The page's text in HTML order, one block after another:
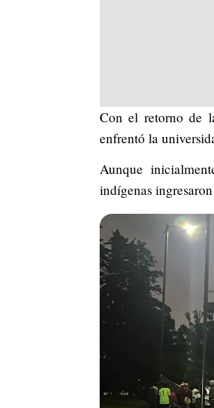
Con el retorno de
enfrentó la
Aunque
indígenas